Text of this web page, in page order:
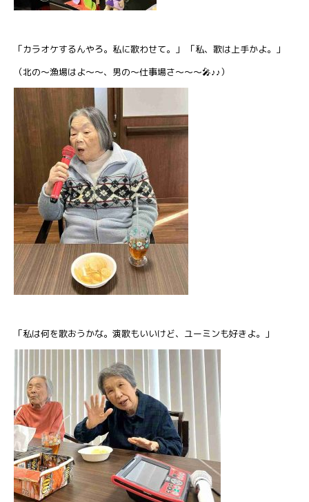
「カラオケするんやろ。私に歌わせて。」 「私、歌は上手かよ。」
（北の～漁場はよ～～、男の～仕事場さ～～～🎤♪♪）
「私は何を歌おうかな。演歌もいいけど、ユーミンも好きよ。」